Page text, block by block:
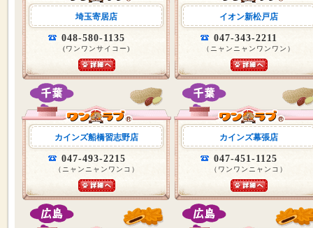
埼玉寄居店
048-580-1135
(ワンワンサイコー)
イオン新松戸店
047-343-2211
（ニャンニャンワンワン）
カインズ船橋習志野店
047-493-2215
（ニャンニャンワンコ）
カインズ幕張店
047-451-1125
（ワンワンニャンコ）